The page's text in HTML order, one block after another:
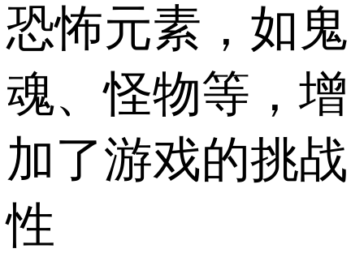
恐怖元素，如鬼
魂、怪物等，增
加了游戏的挑战
性